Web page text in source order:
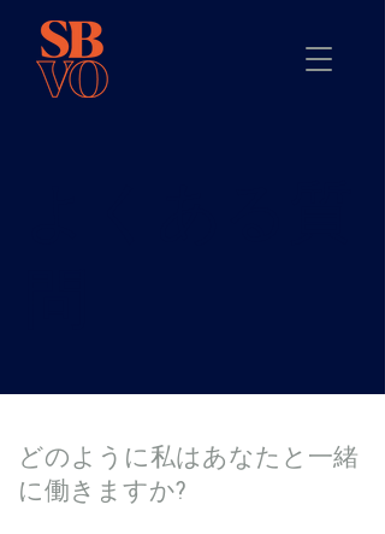
どのように私はあなたと一緒
に働きますか?